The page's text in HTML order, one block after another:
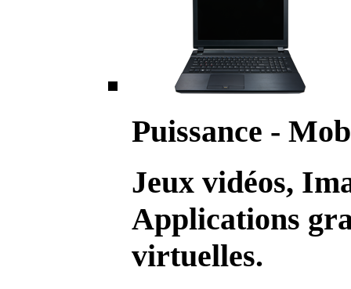
Puissance -
Jeux vidéos,
Applications
virtuelles.